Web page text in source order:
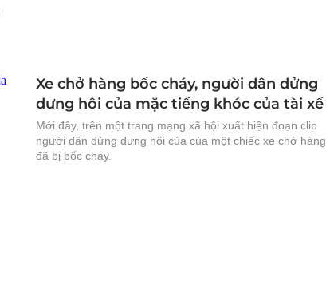
Xe chở hàng bốc cháy, người dân dửng
dưng hôi của mặc tiếng khóc của tài xế
Mới đây, trên một trang mạng xã hội xuất hiện đoạn clip
người dân dửng dưng hôi của của một chiếc xe chở hàng
đã bị bốc cháy.